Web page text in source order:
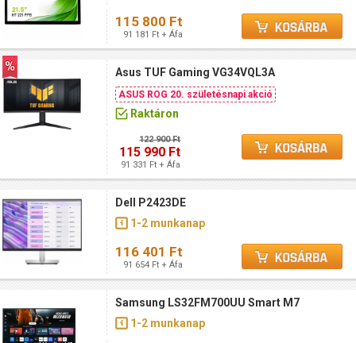
115 800 Ft
91 181 Ft + Áfa
Asus TUF Gaming VG34VQL3A
ASUS ROG 20. születésnapi akció
Raktáron
122 900 Ft
115 990 Ft
91 331 Ft + Áfa
Dell P2423DE
1-2 munkanap
116 401 Ft
91 654 Ft + Áfa
Samsung LS32FM700UU Smart M7
1-2 munkanap